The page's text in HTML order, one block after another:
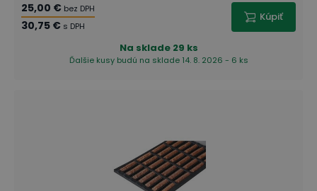
25,00 € bez DPH
30,75 € s DPH
Kúpiť
Na sklade 29 ks
Ďalšie kusy budú na sklade 14. 8. 2026 - 6 ks